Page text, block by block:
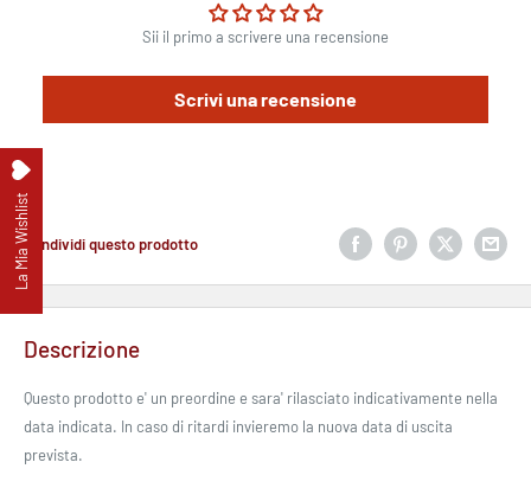
Sii il primo a scrivere una recensione
Scrivi una recensione
Condividi questo prodotto
Descrizione
Questo prodotto e' un preordine e sara' rilasciato indicativamente nella
data indicata. In caso di ritardi invieremo la nuova data di uscita
prevista.
La Mia Wishlist